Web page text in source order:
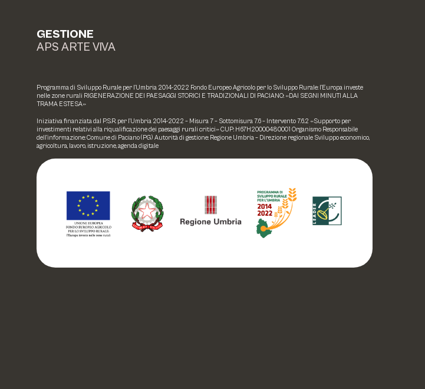
GESTIONE
APS ARTE VIVA
Programma di Sviluppo Rurale per l’Umbria 2014-2022 Fondo Europeo Agricolo per lo Sviluppo Rurale: l’Europa investe
nelle zone rurali RIGENERAZIONE DEI PAESAGGI STORICI E TRADIZIONALI DI PACIANO: «DAI SEGNI MINUTI ALLA
TRAMA ESTESA»
Iniziativa finanziata dal P.S.R. per l’Umbria 2014-2022 – Misura 7 – Sottomisura 7.6 – Intervento 7.6.2 «Supporto per
investimenti relativi alla riqualificazione dei paesaggi rurali critici» CUP: H67H20000480001 Organismo Responsabile
dell’informazione: Comune di Paciano (PG) Autorità di gestione: Regione Umbria – Direzione regionale Sviluppo economico,
agricoltura, lavoro, istruzione, agenda digitale